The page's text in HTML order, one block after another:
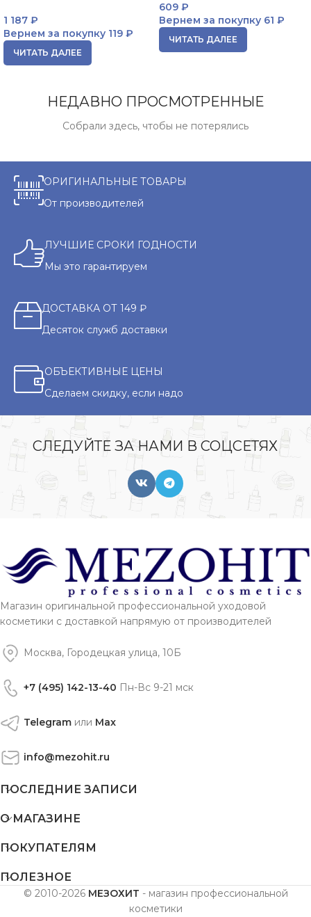
1 187 ₽
Вернем за покупку 119 ₽
ЧИТАТЬ ДАЛЕЕ
609 ₽
Вернем за покупку 61 ₽
ЧИТАТЬ ДАЛЕЕ
НЕДАВНО ПРОСМОТРЕННЫЕ
Собрали здесь, чтобы не потерялись
ОРИГИНАЛЬНЫЕ ТОВАРЫ
От производителей
ЛУЧШИЕ СРОКИ ГОДНОСТИ
Мы это гарантируем
ДОСТАВКА ОТ 149 ₽
Десяток служб доставки
ОБЪЕКТИВНЫЕ ЦЕНЫ
Сделаем скидку, если надо
СЛЕДУЙТЕ ЗА НАМИ В СОЦСЕТЯХ
Магазин оригинальной профессиональной уходовой
косметики с доставкой напрямую от производителей
Москва, Городецкая улица, 10Б
+7 (495) 142-13-40 Пн-Вс 9-21 мск
Telegram или Max
info@mezohit.ru
ПОСЛЕДНИЕ ЗАПИСИ
О МАГАЗИНЕ
ПОКУПАТЕЛЯМ
ПОЛЕЗНОЕ
© 2010-2026 МЕЗОХИТ - магазин профессиональной
косметики